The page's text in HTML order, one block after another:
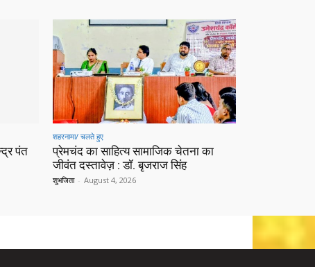
पंत
शहरनामा/ चलते हुए
प्रेमचंद का साहित्य सामाजिक चेतना का
जीवंत दस्तावेज़ : डॉ. बृजराज सिंह
शुभजिता - August 4, 2026